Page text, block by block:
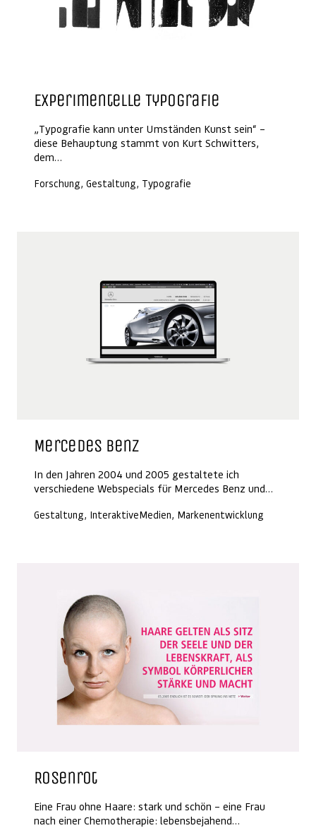
Experimentelle Typografie
„Typografie kann unter Umständen Kunst sein“ –
diese Behauptung stammt von Kurt Schwitters,
dem…
Forschung, Gestaltung, Typografie
Mercedes Benz
In den Jahren 2004 und 2005 gestaltete ich
verschiedene Webspecials für Mercedes Benz und…
Gestaltung, InteraktiveMedien, Markenentwicklung
Rosenrot
Eine Frau ohne Haare: stark und schön – eine Frau
nach einer Chemotherapie: lebensbejahend…